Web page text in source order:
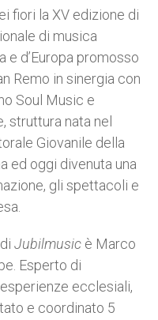
fiori la XV edizione di
di musica
e d’Europa promosso
Remo in sinergia con
Soul Music e
struttura nata nel
Giovanile della
ed oggi divenuta una
gli spettacoli e
Jubilmusic è Marco
Esperto di
ecclesiali,
e coordinato 5